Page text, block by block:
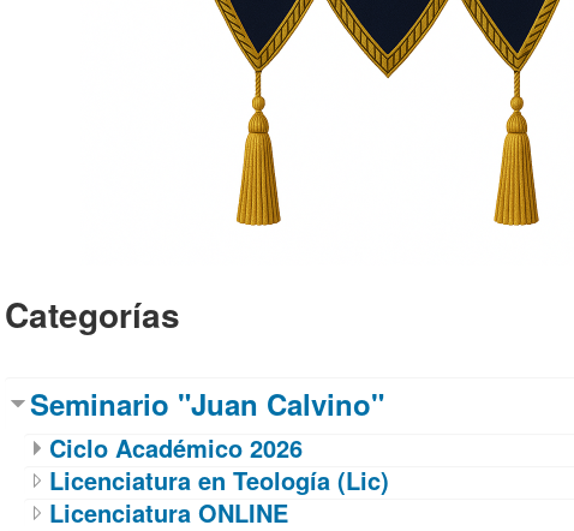
Categorías
Seminario "Juan Calvino"
Ciclo Académico 2026
Licenciatura en Teología (Lic)
Licenciatura ONLINE